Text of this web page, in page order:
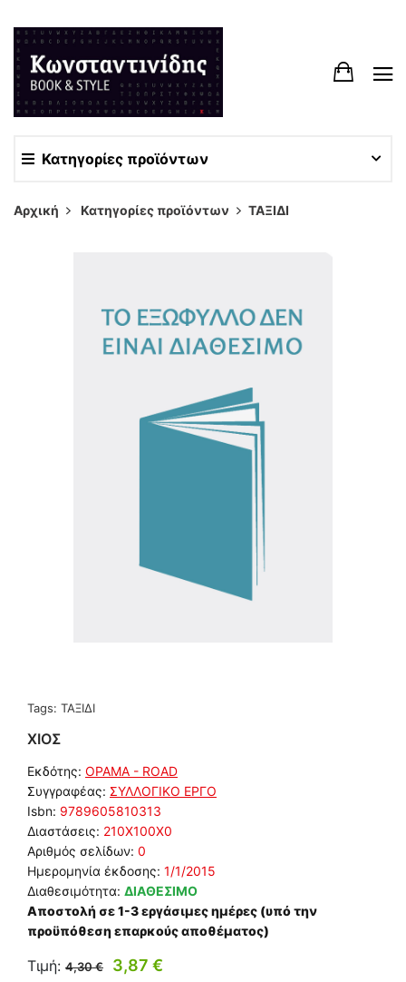
Κατηγορίες προϊόντων
Αρχική Κατηγορίες προϊόντων ΤΑΞΙΔΙ
Tags: ΤΑΞΙΔΙ
ΧΙΟΣ
Εκδότης: ΟΡΑΜΑ - ROAD
Συγγραφέας: ΣΥΛΛΟΓΙΚΟ ΕΡΓΟ
Isbn: 9789605810313
Διαστάσεις: 210Χ100Χ0
Αριθμός σελίδων: 0
Ημερομηνία έκδοσης: 1/1/2015
Διαθεσιμότητα: ΔΙΑΘΕΣΙΜΟ
Αποστολή σε 1-3 εργάσιμες ημέρες (υπό την
προϋπόθεση επαρκούς αποθέματος)
Τιμή: 4,30 € 3,87 €